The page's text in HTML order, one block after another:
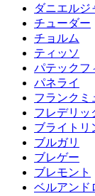
ダニエルジ
チューダー
チョルム
ティッソ
パテックフ
パネライ
フランクミ
フレデリッ
ブライトリ
ブルガリ
ブレゲー
ブレモント
ベルアンド